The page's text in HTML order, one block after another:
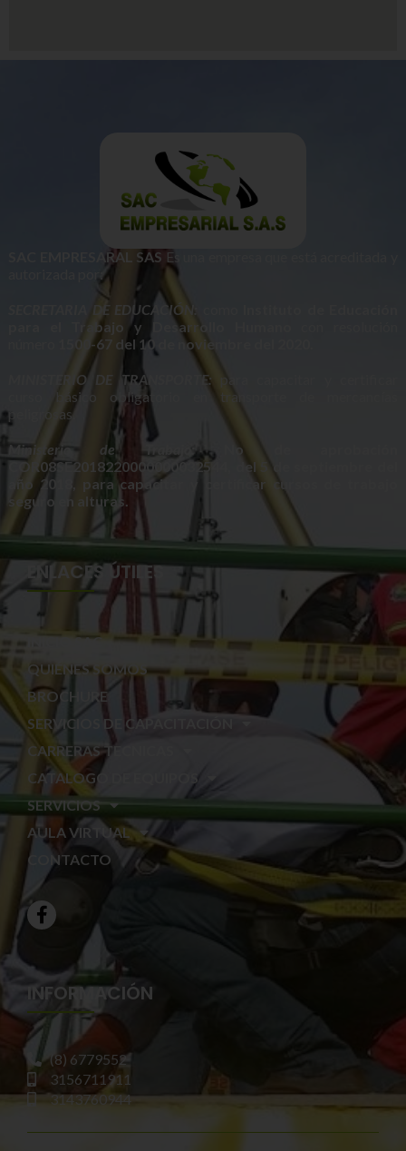
SAC EMPRESARAL SAS Es una empresa que está acreditada y
SECRETARIA DE EDUCACIÓN:
para el Trabajo y Desarrollo Humano
1500-67 del 10 de noviembre del 2020.
MINISTERIO DE TRANSPORTE: para capacitar y certificar
curso básico obligatorio en transporte de mercancías
peligrosas.
Ministerio de Trabajo:
No de aprobación
COR08SE2018220000000032544, del 5 de septiembre del
año 2018, para capacitar y certificar cursos de trabajo
seguro en alturas.
ENLACES ÚTILES
INICIO SAC
QUIÉNES SOMOS
BROCHURE
SERVICIOS DE CAPACITACIÓN
CARRERAS TECNICAS
CATALOGO DE EQUIPOS
SERVICIOS
AULA VIRTUAL
CONTACTO
INFORMACIÓN
(8) 6779552
3156711911
3143760944